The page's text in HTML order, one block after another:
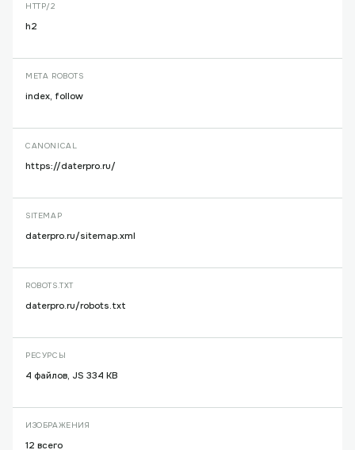
HTTP/2
h2
META ROBOTS
index, follow
CANONICAL
https://daterpro.ru/
SITEMAP
daterpro.ru/sitemap.xml
ROBOTS.TXT
daterpro.ru/robots.txt
РЕСУРСЫ
4 файлов, JS 334 KB
ИЗОБРАЖЕНИЯ
12 всего